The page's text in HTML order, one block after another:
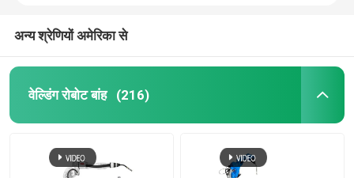
अन्य श्रेणियों अमेरिका से
वेल्डिंग रोबोट बांह (216)